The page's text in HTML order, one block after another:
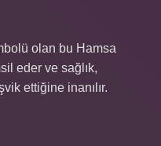
olan bu Hamsa
eder ve sağlık,
ettiğine inanılır.